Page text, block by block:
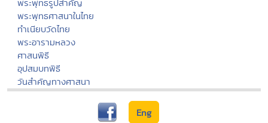
พระพุทธศาสนาในไทย
ทำเนียบวัดไทย
พระอารามหลวง
ศาสนพิธี
อุปสมบทพิธี
วันสำคัญทางศาสนา
Eng